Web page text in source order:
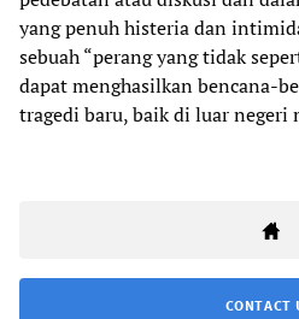
yang penuh histeria dan
sebuah “perang yang tidak
dapat menghasilkan bencana-
tragedi baru, baik di luar negeri
CONTACT